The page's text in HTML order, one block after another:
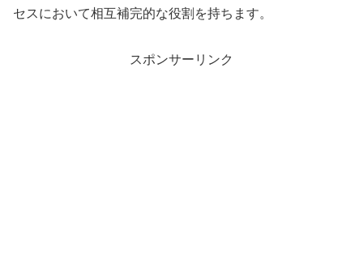
セスにおいて相互補完的な役割を持ちます。
スポンサーリンク